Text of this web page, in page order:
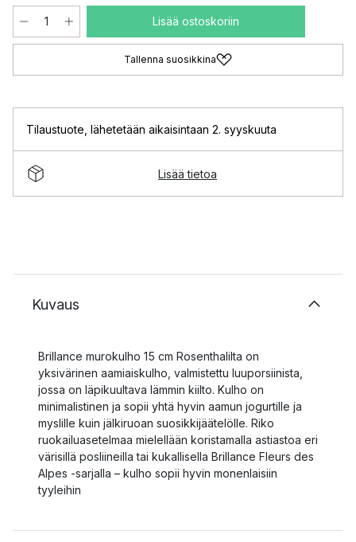
Lisää ostoskoriin
Tallenna suosikkina
Tilaustuote lähetetään aikaisintaan 2. syyskuuta
Lisää tietoa
Kuvaus
Brillance murokulho 15 cm Rosenthalilta on
yksivärinen aamiaiskulho, valmistettu luuporsiinista,
jossa on läpikuultava lämmin kiilto. Kulho on
minimalistinen ja sopii yhtä hyvin aamun jogurtille ja
myslille kuin jälkiruoan suosikkijäätelölle. Riko
ruokailuasetelmaa mielellään koristamalla astiastoa eri
värisillä posliineilla tai kukallisella Brillance Fleurs des
Alpes -sarjalla – kulho sopii hyvin monenlaisiin
tyyleihin